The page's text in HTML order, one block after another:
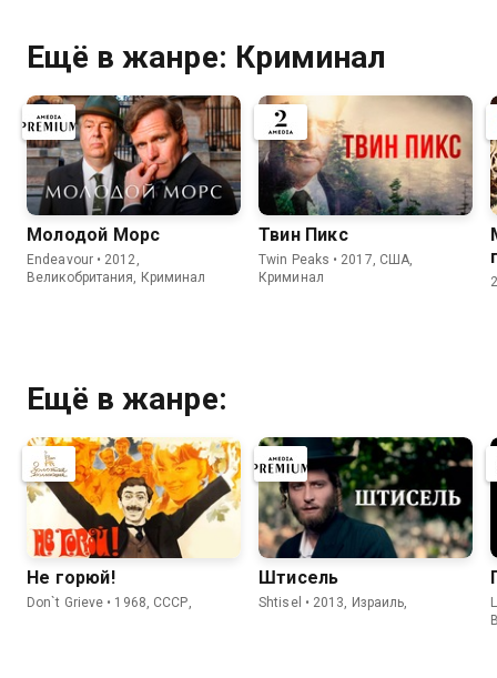
Ещё в жанре: Криминал
Молодой Морс
Endeavour • 2012,
Великобритания, Криминал
Твин Пикс
Twin Peaks • 2017, США,
Криминал
Ещё в жанре:
Не горюй!
Don`t Grieve • 1968, СССР,
Штисель
Shtisel • 2013, Израиль,